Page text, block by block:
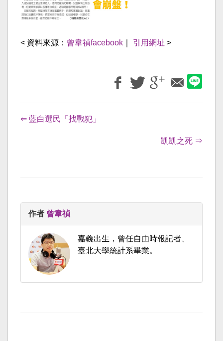
< 資料來源： 曾韋禎facebook 引用網址 >
⇐ 藍白選民「找戰犯」
凱凱之死 ⇒
作者 曾韋禎
嘉義出生，曾任自由時報記者、
臺北大學統計系畢業。